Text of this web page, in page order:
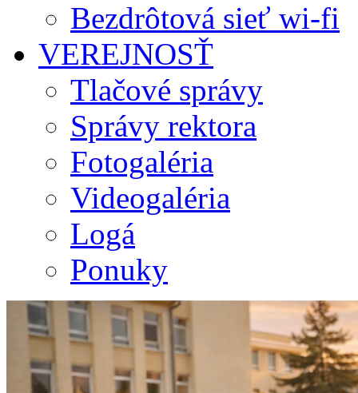
Bezdrôtová sieť wi-fi
VEREJNOSŤ
Tlačové správy
Správy rektora
Fotogaléria
Videogaléria
Logá
Ponuky